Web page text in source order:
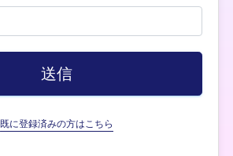
既に登録済みの方はこちら